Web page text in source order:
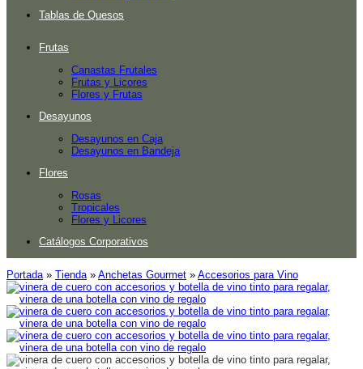
Tablas de Quesos
Frutas
Canastas Frutales
Frutas y Licores
Flores y Frutas
Desayunos
Desayunos en Caja
Desayunos en Bandeja
Flores
Rosas
Tropicales
Flores y Licores
Catálogos Corporativos
Portada » Tienda » Anchetas Gourmet » Accesorios para Vino